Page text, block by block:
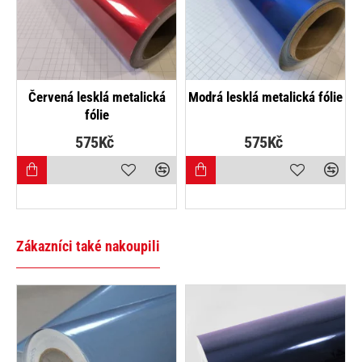
Růžová lesklá metalická fólie
575Kč
Stříbrná lesklá metalická
575Kč
Zákazníci také nakoupili